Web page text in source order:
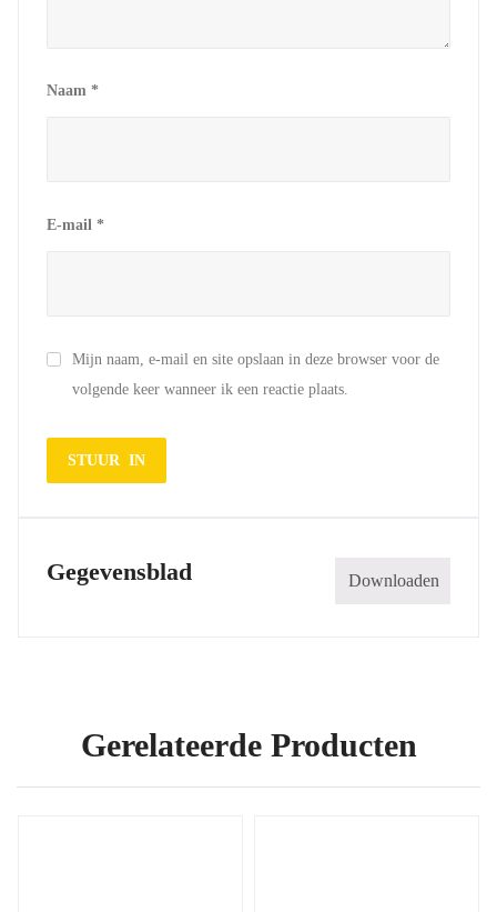
Naam *
E-mail *
Mijn naam, e-mail en site opslaan in deze browser voor de
volgende keer wanneer ik een reactie plaats.
Gegevensblad Downloaden
Gerelateerde Producten